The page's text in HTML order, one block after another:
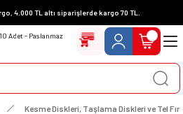
4.000 TL altı siparişlerde kargo 70 TL.
Kesme Diskleri, Taşlama Diskleri ve Tel